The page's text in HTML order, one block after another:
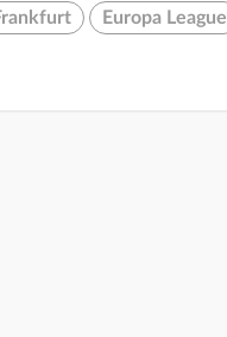
Europa League